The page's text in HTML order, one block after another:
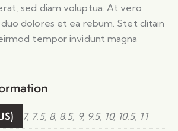
sed diam voluptua. At vero
dolores et ea rebum. Stet clitain
tempor invidunt magna
7, 7.5, 8, 8.5, 9, 9.5, 10, 10.5, 11